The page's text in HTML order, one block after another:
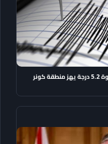
الثالث خلال أسبوع.. زلزال جديد بقوة 5.2 درجة يهز منطقة كونر